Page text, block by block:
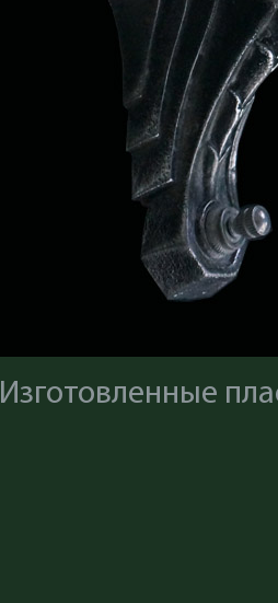
Изготовленные